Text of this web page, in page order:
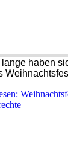
lange haben